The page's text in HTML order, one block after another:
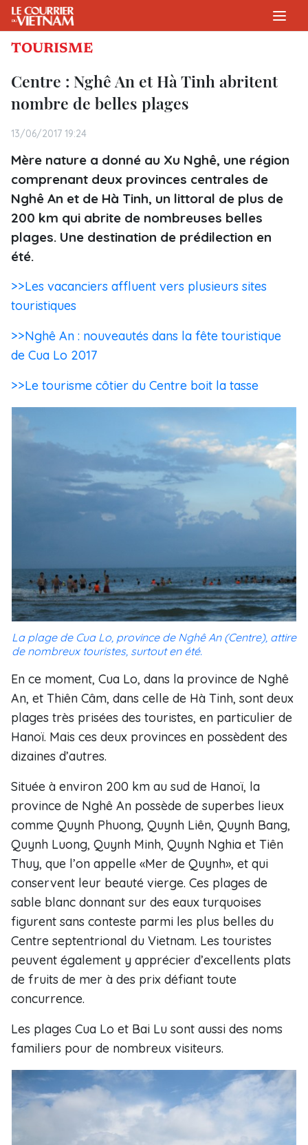
TOURISME
Centre : Nghê An et Hà Tinh abritent
nombre de belles plages
13/06/2017 19:24
Mère nature a donné au Xu Nghê, une région
comprenant deux provinces centrales de
Nghê An et de Hà Tinh, un littoral de plus de
200 km qui abrite de nombreuses belles
plages. Une destination de prédilection en
été.
>>Les vacanciers affluent vers plusieurs sites
touristiques
>>Nghê An : nouveautés dans la fête touristique
de Cua Lo 2017
>>Le tourisme côtier du Centre boit la tasse
La plage de Cua Lo, province de Nghê An (Centre), attire
de nombreux touristes, surtout en été.
En ce moment, Cua Lo, dans la province de Nghê
An, et Thiên Câm, dans celle de Hà Tinh, sont deux
plages très prisées des touristes, en particulier de
Hanoï. Mais ces deux provinces en possèdent des
dizaines d’autres.
Située à environ 200 km au sud de Hanoï, la
province de Nghê An possède de superbes lieux
comme Quynh Phuong, Quynh Liên, Quynh Bang,
Quynh Luong, Quynh Minh, Quynh Nghia et Tiên
Thuy, que l’on appelle «Mer de Quynh», et qui
conservent leur beauté vierge. Ces plages de
sable blanc donnant sur des eaux turquoises
figurent sans conteste parmi les plus belles du
Centre septentrional du Vietnam. Les touristes
peuvent également y apprécier d’excellents plats
de fruits de mer à des prix défiant toute
concurrence.
Les plages Cua Lo et Bai Lu sont aussi des noms
familiers pour de nombreux visiteurs.